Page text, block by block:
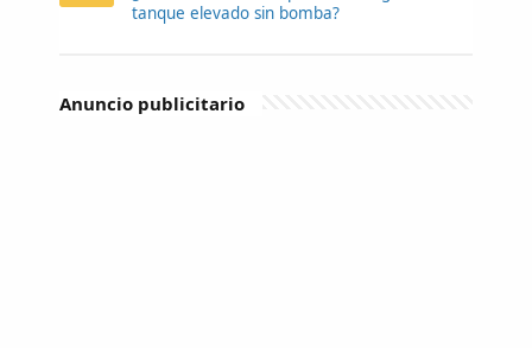
tanque elevado sin bomba?
Anuncio publicitario